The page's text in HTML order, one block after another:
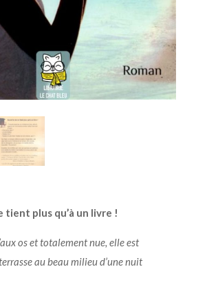
tient plus qu’à un livre !
os et totalement nue, elle est
au beau milieu d’une nuit